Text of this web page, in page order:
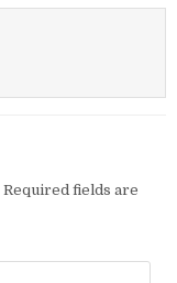
Required fields are